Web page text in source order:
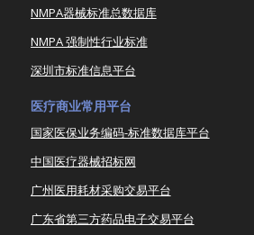
NMPA器械标准总数据库
NMPA 强制性行业标准
深圳市标准信息平台
医疗商业常用平台
国家医保业务编码-标准数据库平台
中国医疗器械招标网
广州医用耗材采购交易平台
广东省第三方药品电子交易平台